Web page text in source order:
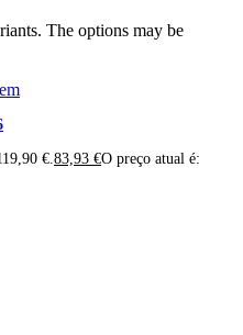
The options may be
€.83,93 €O preço atual é: